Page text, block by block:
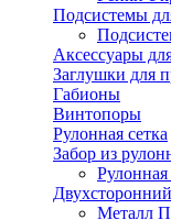
Подсистемы
Аксессуары
Заглушки для
Габионы
Винтопоры
Рулонная сетка
Забор из
Рулонная
Металл